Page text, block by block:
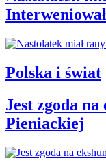
Polska i świat
Jest zgoda
Pieniackiej